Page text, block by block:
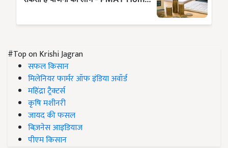
#Top on Krishi Jagran
सफल किसान
मिलेनियर फार्मर ऑफ इंडिया अवॉर्ड
महिंद्रा ट्रैक्टर्स
कृषि मशीनरी
जायद की फसल
बिज़नेस आइडियाज
पीएम किसान